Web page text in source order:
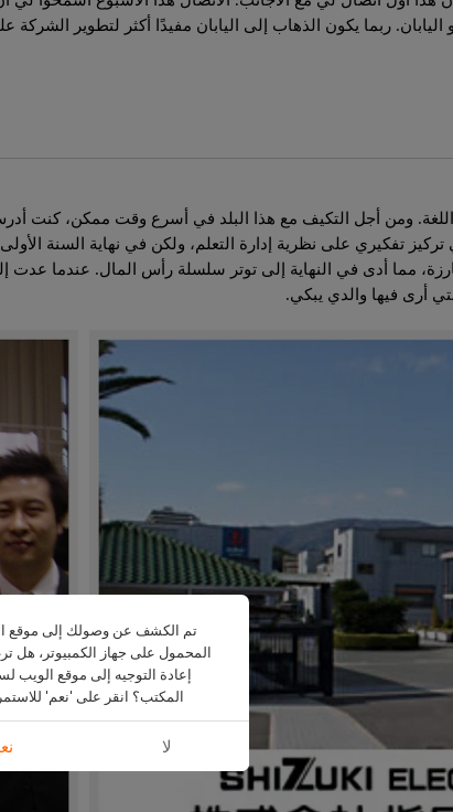
ربما يكون الذهاب إلى اليابان مفيدًا أكثر لتطوير
اللغة. ومن أجل التكيف مع هذا البلد في أسرع وقت ممكن، كنت
تفكيري على نظرية إدارة التعلم، ولكن في نهاية السنة
مما أدى في النهاية إلى توتر سلسلة رأس المال. عندما
أرى فيها والدي يبكي.
تم الكشف عن وصولك إلى موقع
المحمول على جهاز الكمبيوتر، هل
إعادة التوجيه إلى موقع الويب
المكتب؟ انقر على 'نعم'
لا